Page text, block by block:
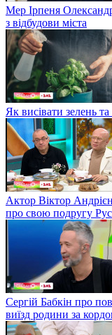
Мер Ірпеня
з відбудови міста
Як висівати зелень та
Актор Віктор
про свою подругу
Сергій Бабкін про
виїзд родини за